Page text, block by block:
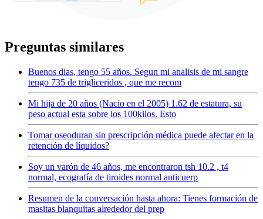
Preguntas similares
Buenos dias, tengo 55 años. Segun mi analisis de mi sangre
tengo 735 de trigliceridos , que me recom
Mi hija de 20 años (Nacio en el 2005) 1.62 de estatura, su
peso actual esta sobre los 100kilos. Esto
Tomar oseoduran sin prescripción médica puede afectar en la
retención de líquidos?
Soy un varón de 46 años, me encontraron tsh 10.2 , t4
normal, ecografía de tiroides normal anticuerp
Resumen de la conversación hasta ahora: Tienes formación de
masitas blanquitas alrededor del prep